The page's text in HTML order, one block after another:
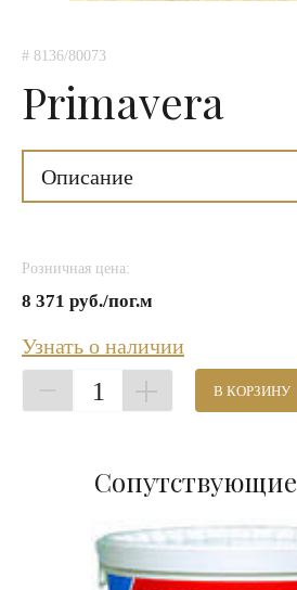
# 8136/80073
Primavera
Описание
Розничная цена:
8 371 руб./пог.м
Узнать о наличии
1 В КОРЗИНУ